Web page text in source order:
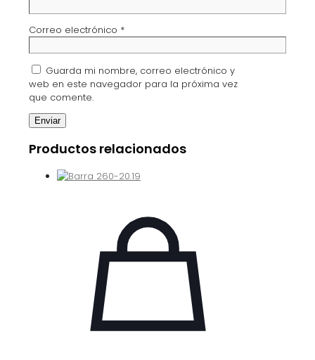
Correo electrónico *
Guarda mi nombre, correo electrónico y
web en este navegador para la próxima vez
que comente.
Productos relacionados